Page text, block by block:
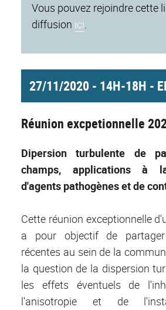
Vous pouvez rejoindre cette
diffusion ici.
27/11/2020 - 14H-18H -
Réunion excpetionnelle
Dipersion turbulente de
champs, applications à
d'agents pathogènes et de
Cette réunion exceptionnelle
a pour objectif de
récentes au sein de la
la question de la dispersion
les effets éventuels de
l'anisotropie et de